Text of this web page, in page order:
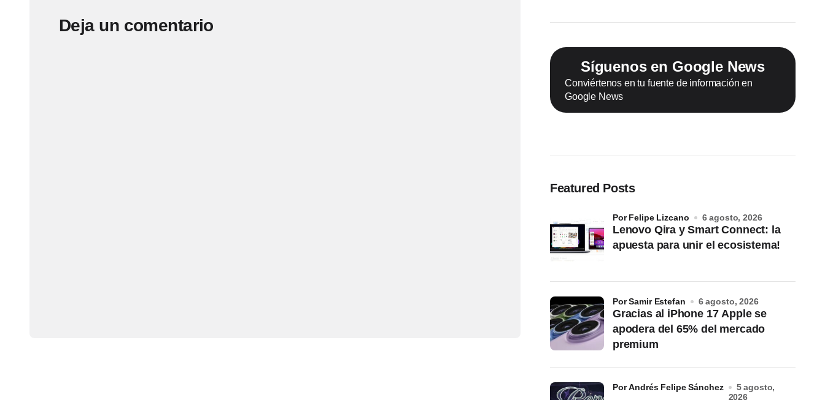
Deja un comentario
Síguenos en Google News
Conviértenos en tu fuente de información en
Google News
Featured Posts
Lenovo Qira y Smart Connect: la
apuesta para unir el ecosistema!
por Felipe Lizcano 6 agosto, 2026
Gracias al iPhone 17 Apple se
apodera del 65% del mercado
premium
por Samir Estefan 6 agosto, 2026
por Andrés Felipe Sánchez
5 agosto,
2026